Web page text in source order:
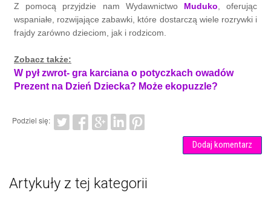
Z pomocą przyjdzie nam Wydawnictwo Muduko, oferując
wspaniałe, rozwijające zabawki, które dostarczą wiele rozrywki i
frajdy zarówno dzieciom, jak i rodzicom.
Zobacz także:
W pył zwrot- gra karciana o potyczkach owadów
Prezent na Dzień Dziecka? Może ekopuzzle?
Podziel się:
Dodaj komentarz
Artykuły z tej kategorii